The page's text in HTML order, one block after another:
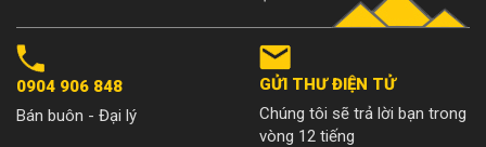
0904 906 848
Bán buôn - Đại lý
GỬI THƯ ĐIỆN TỬ
Chúng tôi sẽ trả lời bạn trong
vòng 12 tiếng